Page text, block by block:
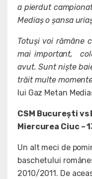
a pierdut
Mediaș o șansa
Totuși voi rămâne
mai important,
avut. Sunt niște
trăit multe
lui Gaz Metan
CSM București
Miercurea Ciuc –
Un alt meci de
baschetului
2010/2011. De